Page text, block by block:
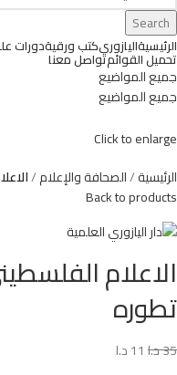
Search
الرئيسيةاليازوريكتب ورقيةدورات
تحميل القوائمتواصل معنا
جميع المواضيع
جميع المواضيع
Click to enlarge
الرئيسية الصحافة والإعلام
Back to products
الاعلام
تطوره
35د.ا 11د.ا